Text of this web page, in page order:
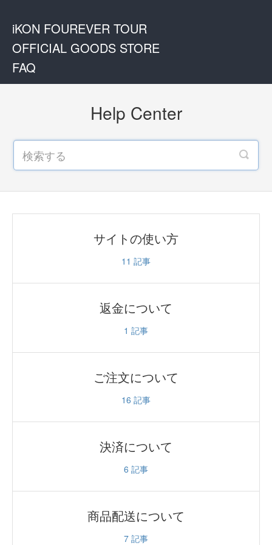
iKON FOUREVER TOUR
OFFICIAL GOODS STORE
FAQ
Help Center
サイトの使い方
11 記事
返金について
1 記事
ご注文について
16 記事
決済について
6 記事
商品配送について
7 記事